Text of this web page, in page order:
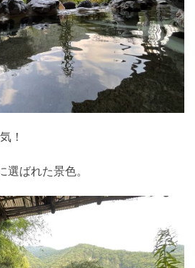
！
選ばれた景色。